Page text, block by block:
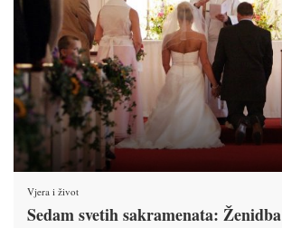
Vjera i život
Sedam svetih sakramenata: Ženidba